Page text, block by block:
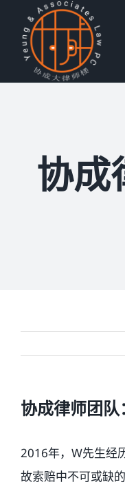
content
协成
协成律师团
2016年，W先生经
故索赔中不可或缺